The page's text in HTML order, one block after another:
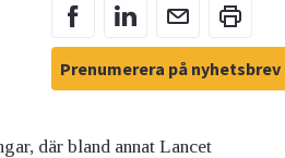
Prenumerera på nyhetsbrev
där bland annat Lancet